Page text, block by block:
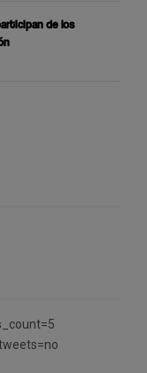
de los